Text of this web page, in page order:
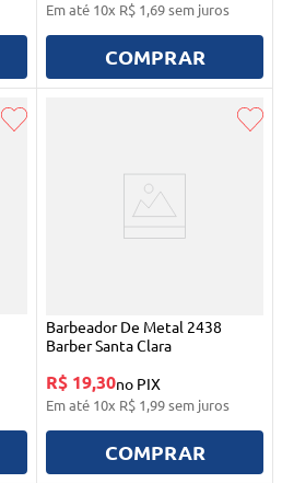
Em até 10x R$ 1,69sem juros
COMPRAR
Barbeador De Metal 2438
Barber Santa Clara
R$ 19,30no PIX
Em até 10x R$ 1,99sem juros
COMPRAR